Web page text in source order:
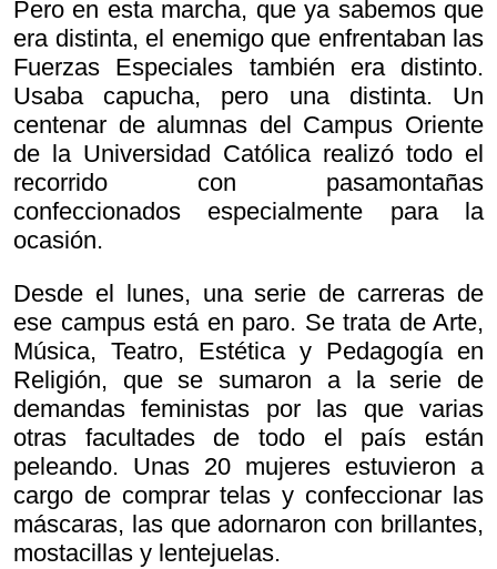
Pero en esta marcha, que ya sabemos que
era distinta, el enemigo que enfrentaban las
Fuerzas Especiales también era distinto.
Usaba capucha, pero una distinta. Un
centenar de alumnas del Campus Oriente
de la Universidad Católica realizó todo el
recorrido con pasamontañas
confeccionados especialmente para la
ocasión.
Desde el lunes, una serie de carreras de
ese campus está en paro. Se trata de Arte,
Música, Teatro, Estética y Pedagogía en
Religión, que se sumaron a la serie de
demandas feministas por las que varias
otras facultades de todo el país están
peleando. Unas 20 mujeres estuvieron a
cargo de comprar telas y confeccionar las
máscaras, las que adornaron con brillantes,
mostacillas y lentejuelas.